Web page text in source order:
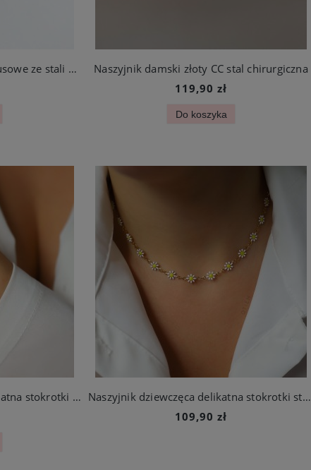
Kolczyki złoto czarne cc luksusowe ze stali szlachetnej
Naszyjnik damski złoty CC stal chirurgiczna
119,90 zł
Do koszyka
Bransoletka dziewczęca delikatna stokrotki stal chirurgiczna
Naszyjnik dziewczęca delikatna stokrotki stal chirurgiczna
109,90 zł